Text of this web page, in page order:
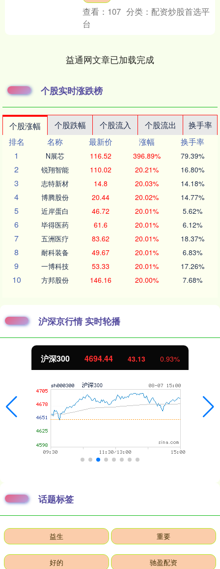
查看： 107 分类： 配资炒股首选平
台
益通网文章已加载完成
个股实时涨跌榜
个股涨幅 个股跌幅 个股流入 个股流出
换手率
排名
名称 最新价 涨幅
换手率
1
N展芯 116.52 396.89% 79.39%
2 锐翔智能 110.02 20.21% 16.80%
3 志特新材 14.8 20.03% 14.18%
4 博腾股份 20.44 20.02% 14.77%
5 近岸蛋白 46.72 20.01% 5.62%
6 毕得医药 61.6 20.01% 6.12%
7 五洲医疗 83.62 20.01% 18.37%
8 耐科装备 49.67 20.01% 6.83%
9 一博科技 53.33 20.01% 17.26%
10 方邦股份 146.16 20.00% 7.68%
沪深京行情 实时轮播
沪深300 4694.44 43.13 0.93%
话题标签
益生 重要
好的 驰盈配资